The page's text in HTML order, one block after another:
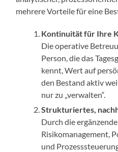
mehrere Vorteile für eine
Kontinuität für Ihre
Die operative
Person, die das
kennt, Wert auf
den Bestand aktiv
nur zu „verwalten“.
Strukturiertes,
Durch die
Risikomanagement,
und